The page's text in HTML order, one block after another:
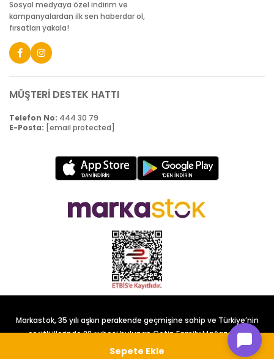
Sosyal medyaya özel indirim ve
kampanyalardan ilk sen haberdar ol,
fırsatları yakala!
MÜŞTERİ DESTEK HATTI
Telefon No: 444 30 79
E-Posta: [email protected]
Markastok, 35 yılı aşkın perakende geçmişine sahip ve Türkiye’nin
çeşitli illerinde 22 şubesi bulunan Çetin Family Mağazacılık
tarafından kurulmuştur.